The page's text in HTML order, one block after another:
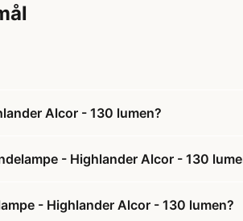
Alcor - 130 lumen?
- Highlander Alcor - 130
- Highlander Alcor - 130 lumen?